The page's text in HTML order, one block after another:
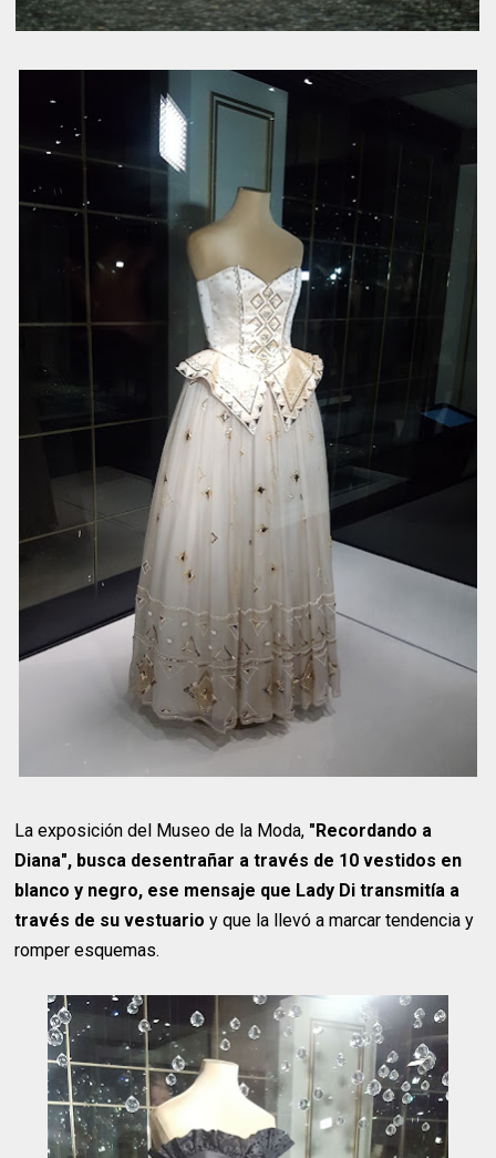
La exposición del Museo de la Moda, "Recordando a
Diana", busca desentrañar a través de 10 vestidos en
blanco y negro, ese mensaje que Lady Di transmitía a
través de su vestuario y que la llevó a marcar tendencia y
romper esquemas.